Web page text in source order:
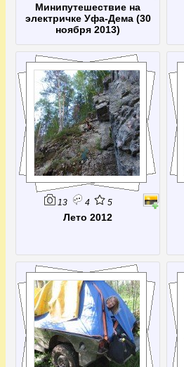
Минипутешествие на
электричке Уфа-Дема (30
ноября 2013)
13 4 5
Лето 2012